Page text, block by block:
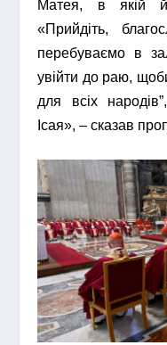
Матея, в якій
«Прийдіть,
перебуваємо в
увійти до раю,
для всіх
Ісая», – сказав